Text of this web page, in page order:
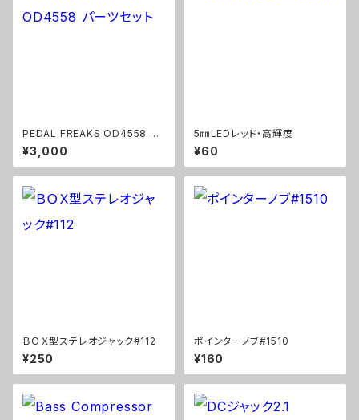
PEDAL FREAKS OD4558 パ
ーツセット
¥3,000
5㎜LEDレッド・高輝度
¥60
ＢＯＸ型ステレオジャック#112
¥250
ポインターノブ#1510
¥160